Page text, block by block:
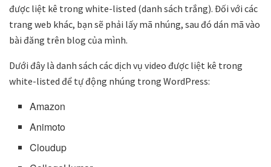
được liệt kê trong white-listed (danh sách trắng). Đối với các
trang web khác, bạn sẽ phải lấy mã nhúng, sau đó dán mã vào
bài đăng trên blog của mình.
Dưới đây là danh sách các dịch vụ video được liệt kê trong
white-listed để tự động nhúng trong WordPress:
Amazon
Animoto
Cloudup